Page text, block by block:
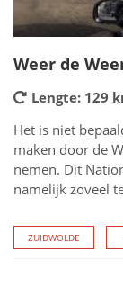
Weer de
Lengte: 129
Het is niet
maken door de
nemen. Dit
namelijk zoveel
ZUIDWOLDE